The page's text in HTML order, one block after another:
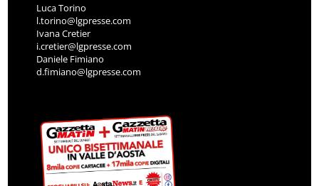
Luca Torino
l.torino@lgpresse.com
Ivana Cretier
i.cretier@lgpresse.com
Daniele Fimiano
d.fimiano@lgpresse.com